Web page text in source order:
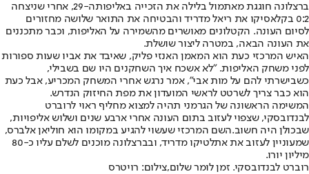
ברצלונה חוגגת מאתמול בלילה את הזכייה באליפות
ה-29, אחרי שניצחה
0:2 בקלאסיקו את ריאל מדריד והבטיחה את התואר שלושה מחזורים
לסיום העונה. הקטלונים מאושרים מהשמירה על האליפות, וכבר מתכננים
את העונה הבאה, במטרה ליצור שושלת.
האיש המרכזי כעת הוא המאמן האנזי פליק, שאיבד את אביו שעות ספורות
לפני משחק האליפות. "לא אשכח איך השחקנים היו שם בשבילי,
כשבישרתי להם על מות אבי", אמר נרגש אחרי המשחק המכריע, אבל כעת
הוא כבר צריך לשרטט לראשי המועדון את מפת החיזוק הנדרש.
המשימה הראשונה של הגרמני תהיה למצוא מחליף ראוי לרוברט
לבנדובסקי, שצפוי לעזוב בתום העונה אחרי ארבע שנים ושלוש אליפויות,
שבכולן היה חשוב.השם המרכזי שעשוי להגיע במקומו הוא חוליאן אלברס,
שמעוניין לעזוב את אתלטיקו מדריד, ובברצלונה מוכנים לשלם עליו כ-80
מיליון יורו.
רוברט לבנדובסקי. זמן לומר שלום,צילום: רויטרס